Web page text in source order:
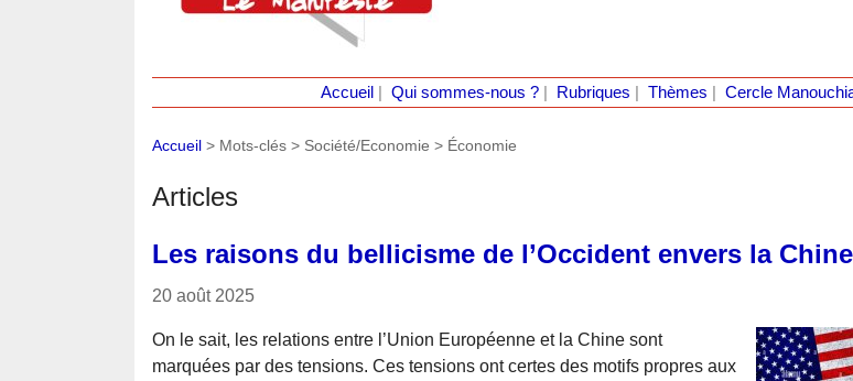
Accueil Qui sommes-nous ?| Rubriques Thèmes Cercle
Accueil > Mots-clés > Société/Economie > Économie
Articles
Les raisons du bellicisme de l’Occident envers la Chine
20 août 2025
On le sait, les relations entre l’Union Européenne et la Chine sont
marquées par des tensions. Ces tensions ont certes des motifs propres aux